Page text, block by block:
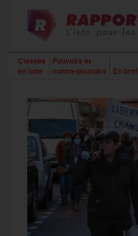
contenu
Classes
en lutte
Pouvoirs et
contre-pouvoirs
En bref